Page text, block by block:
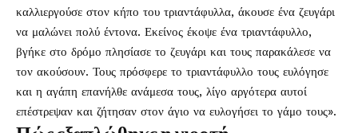
καλλιεργούσε στον κήπο του τριαντάφυλλα, άκουσε ένα ζευγάρι
να μαλώνει πολύ έντονα. Εκείνος έκοψε ένα τριαντάφυλλο,
βγήκε στο δρόμο πλησίασε το ζευγάρι και τους παρακάλεσε να
τον ακούσουν. Τους πρόσφερε το τριαντάφυλλο τους ευλόγησε
και η αγάπη επανήλθε ανάμεσα τους, λίγο αργότερα αυτοί
επέστρεψαν και ζήτησαν στον άγιο να ευλογήσει το γάμο τους».